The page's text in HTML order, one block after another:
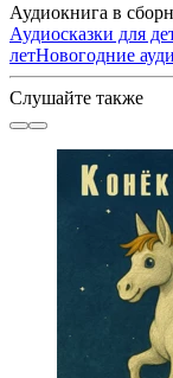
Аудиокнига в
Аудиосказки для
летНовогодние
Слушайте также